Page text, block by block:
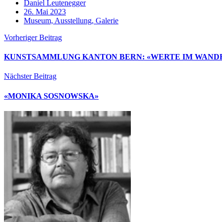
Daniel Leutenegger
26. Mai 2023
Museum, Ausstellung, Galerie
Vorheriger Beitrag
KUNSTSAMMLUNG KANTON BERN: «WERTE IM
Nächster Beitrag
«MONIKA SOSNOWSKA»